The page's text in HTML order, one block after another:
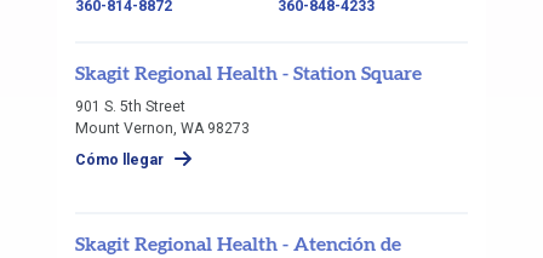
360-814-8872
360-848-4233
Skagit Regional Health - Station Square
901 S. 5th Street
Mount Vernon, WA 98273
Cómo llegar
Skagit Regional Health - Atención de